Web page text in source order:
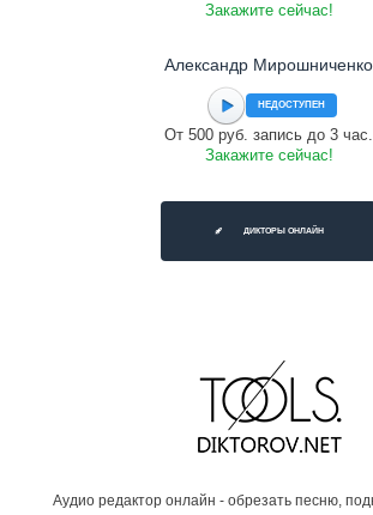
Закажите сейчас!
Александр Мирошниченко
НЕДОСТУПЕН
От 500 руб. запись до 3 час.
Закажите сейчас!
ДИКТОРЫ ОНЛАЙН
Аудио редактор онлайн - обрезать песню,